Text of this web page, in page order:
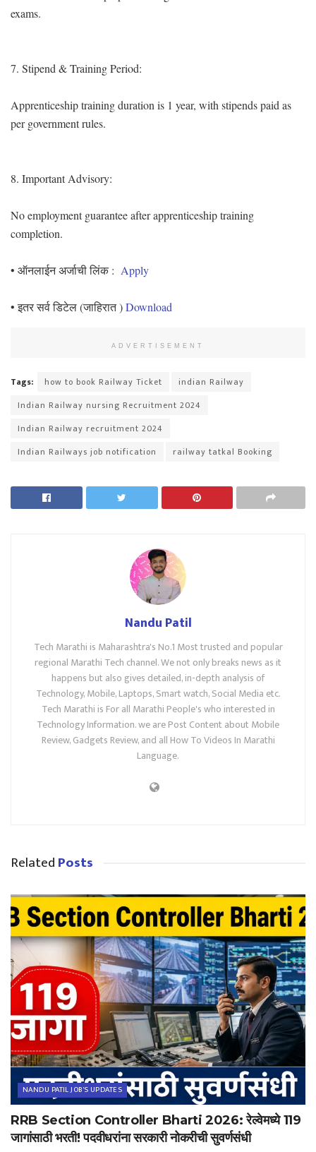
exams.
7. Stipend & Training Period:
Apprenticeship training duration is 1 year, with stipends paid as
per government rules.
8. Important Advisory:
No employment guarantee after apprenticeship training
completion.
• ऑनलाईन अर्जाची लिंक : Apply
• इतर सर्व डिटेल (जाहिरात )Download
ADVERTISEMENT
Tags: how to book Railway Ticket
indian Railway
Indian Railway nursing Recruitment 2024
Indian Railway recruitment 2024
Indian Railways job notification
railway tatkal Booking
Nandu Patil
Tech Marathi is Maharashtra's No.1 Most trusted and popular
regional Marathi Tech channel. We not only breaks news as it
happens but also gives detailed, in-depth analysis of
Technology, Mobile, Laptops, Smart watch, Social Media etc.
Tech Marathi is For all Marathi People's who interested in
Technology Information. we are Post Content about Mobile
Review, Gadgets Review, and all How To Videos In Marathi
Language.
RelatedPosts
NANDU PATIL JOB'S UPDATES
RRB Section Controller Bharti 2026: रेल्वेमध्ये 119
जागांसाठी भरती! पदवीधरांना सरकारी नोकरीची सुवर्णसंधी